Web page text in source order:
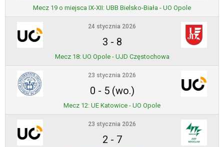
Mecz 19 o miejsca IX-XII: UBB Bielsko-Biała - UO Opole
24 stycznia 2026
3 - 8
Mecz 18: UO Opole - UJD Częstochowa
23 stycznia 2026
0 - 5 (wo.)
Mecz 12: UE Katowice - UO Opole
23 stycznia 2026
2 - 7